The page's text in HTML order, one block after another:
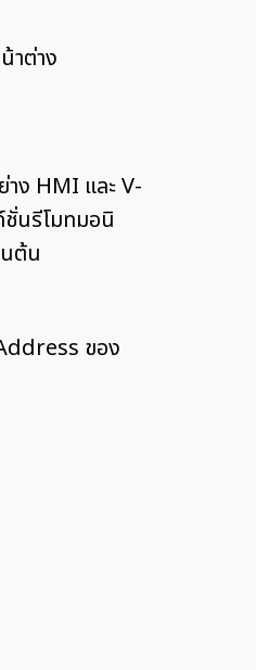
าต่าง
ง HMI และ V-
ชั่นรีโมทมอนิ
ต้น
ของ